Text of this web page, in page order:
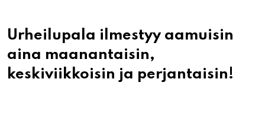
Urheilupala ilmestyy aamuisin
aina maanantaisin,
keskiviikkoisin ja perjantaisin!